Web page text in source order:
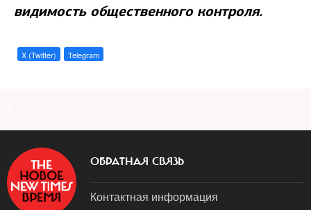
видимость общественного контроля.
X (Twitter) Telegram
ОБРАТНАЯ СВЯЗЬ
Контактная информация